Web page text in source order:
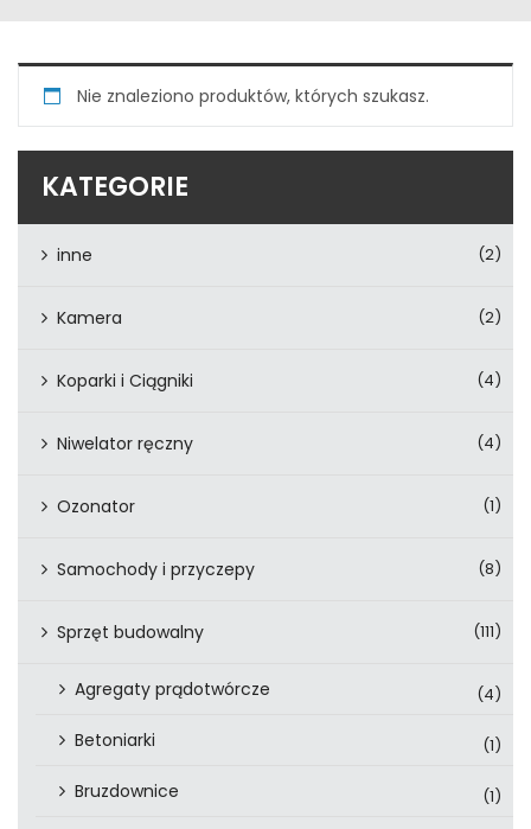
Nie znaleziono produktów, których szukasz.
KATEGORIE
inne (2)
Kamera (2)
Koparki i Ciągniki (4)
Niwelator ręczny (4)
Ozonator (1)
Samochody i przyczepy (8)
Sprzęt budowalny (111)
Agregaty prądotwórcze (4)
Betoniarki (1)
Bruzdownice (1)